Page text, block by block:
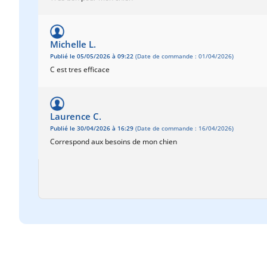
Michelle L.
Publié le 05/05/2026 à 09:22 (Date de commande : 01/04/2026)
C est tres efficace
Laurence C.
Publié le 30/04/2026 à 16:29 (Date de commande : 16/04/2026)
Correspond aux besoins de mon chien